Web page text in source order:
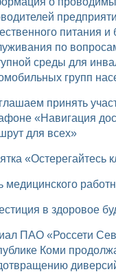
питания и
по
среды для
групп
«Навигация
для всех»
«Остерегайтесь
медицинского
в здоровое
Коми